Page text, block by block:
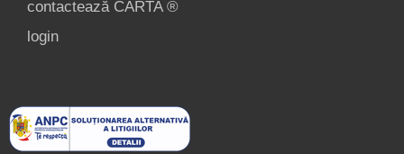
contactează CARTA ®
login